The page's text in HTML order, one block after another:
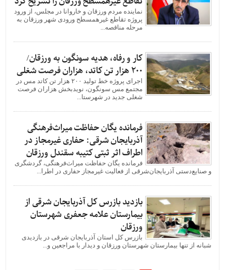
نماینده مردم ورزقان و خاروانا در مجلس، از ورود
پروژه تقاطع غیرهمسطح ورودی شهر ورزقان به
مرحله مناقصه...
کار و رفاه، هدیه سونگون به ورزقان/
۲۰۰ هزار تن کاتد، هزاران فرصت شغلی
اجرای پروژه خط تولید ۲۰۰ هزار تن کاتد مس در
مجتمع مس سونگون، نویدبخش هزاران فرصت
شغلی جدید در شهرستا...
فرمانده یگان حفاظت میراث‌فرهنگی
آذربایجان شرقی: حفاری غیرمجاز در
اطراف اثر ثبتی کتیبه سقندل ورزقان
فرمانده یگان حفاظت میراث‌فرهنگی، گردشگری
و صنایع‌دستی آذربایجان‌شرقی از فعالیت غیرمجاز حفاری در اطرا...
بازدید بازرس کل آذربایجان شرقی از
بیمارستان علامه جعفری شهرستان
ورزقان
بازرس کل استان آذربایجان شرقی در بازدیدی
شبانه از تنها بیمارستان شهرستان ورزقان و دیدار با مراجعین و...